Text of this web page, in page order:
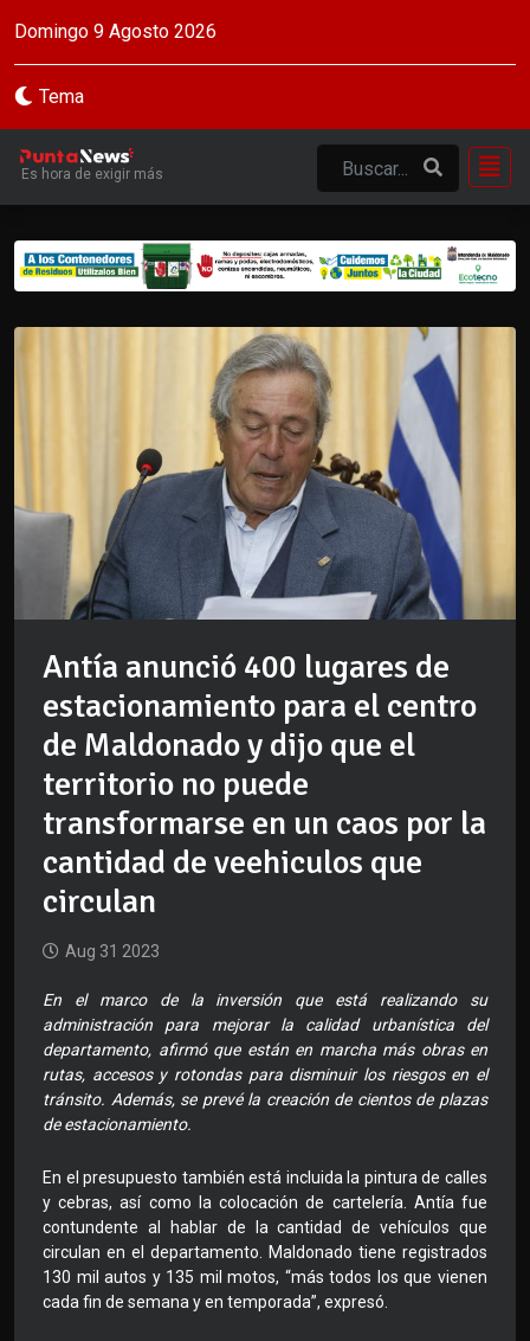
Domingo 9 Agosto 2026
Tema
Es hora de exigir más
Antía anunció 400 lugares de
estacionamiento para el centro
de Maldonado y dijo que el
territorio no puede
transformarse en un caos por la
cantidad de veehiculos que
circulan
Aug 31 2023
En el marco de la inversión que está realizando su
administración para mejorar la calidad urbanística del
departamento, afirmó que están en marcha más obras en
rutas, accesos y rotondas para disminuir los riesgos en el
tránsito. Además, se prevé la creación de cientos de plazas
de estacionamiento.
En el presupuesto también está incluida la pintura de calles
y cebras, así como la colocación de cartelería. Antía fue
contundente al hablar de la cantidad de vehículos que
circulan en el departamento. Maldonado tiene registrados
130 mil autos y 135 mil motos, “más todos los que vienen
cada fin de semana y en temporada”, expresó.